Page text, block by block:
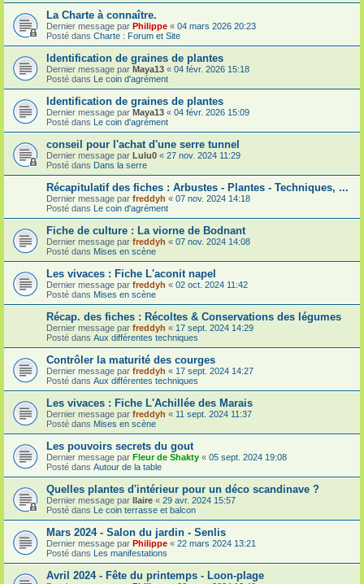
La Charte à connaître.
Dernier message par Philippe « 04 mars 2026 20:23
Posté dans Charte : Forum et Site
Identification de graines de plantes
Dernier message par Maya13 « 04 févr. 2026 15:18
Posté dans Le coin d'agrément
Identification de graines de plantes
Dernier message par Maya13 « 04 févr. 2026 15:09
Posté dans Le coin d'agrément
conseil pour l'achat d'une serre tunnel
Dernier message par Lulu0 « 27 nov. 2024 11:29
Posté dans Dans la serre
Récapitulatif des fiches : Arbustes - Plantes - Techniques, ...
Dernier message par freddyh « 07 nov. 2024 14:18
Posté dans Le coin d'agrément
Fiche de culture : La viorne de Bodnant
Dernier message par freddyh « 07 nov. 2024 14:08
Posté dans Mises en scène
Les vivaces : Fiche L'aconit napel
Dernier message par freddyh « 02 oct. 2024 11:42
Posté dans Mises en scène
Récap. des fiches : Récoltes & Conservations des légumes
Dernier message par freddyh « 17 sept. 2024 14:29
Posté dans Aux différentes techniques
Contrôler la maturité des courges
Dernier message par freddyh « 17 sept. 2024 14:27
Posté dans Aux différentes techniques
Les vivaces : Fiche L'Achillée des Marais
Dernier message par freddyh « 11 sept. 2024 11:37
Posté dans Mises en scène
Les pouvoirs secrets du gout
Dernier message par Fleur de Shakty « 05 sept. 2024 19:08
Posté dans Autour de la table
Quelles plantes d'intérieur pour un déco scandinave ?
Dernier message par Ilaire « 29 avr. 2024 15:57
Posté dans Le coin terrasse et balcon
Mars 2024 - Salon du jardin - Senlis
Dernier message par Philippe « 22 mars 2024 13:21
Posté dans Les manifestations
Avril 2024 - Fête du printemps - Loon-plage